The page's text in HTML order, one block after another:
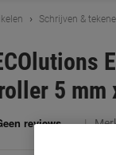
Schrijven &
5 mm